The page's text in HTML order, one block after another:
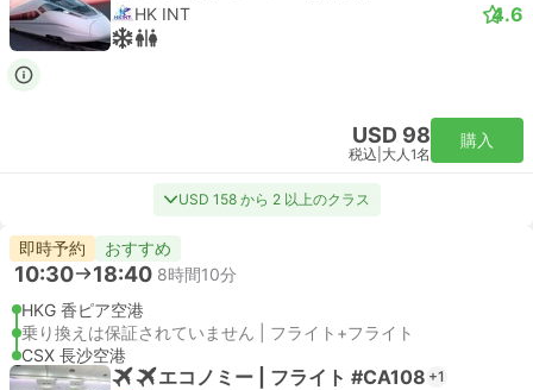
HK INT 4.6
USD 98
税込 大人1名
購入
USD 158 から 2 以上のクラス
即時予約 おすすめ
10:30 18:40 8時間10分
HKG 香ピア空港
乗り換えは保証されていません | フライト+フライト
CSX 長沙空港
エコノミー | フライト #CA108 +1